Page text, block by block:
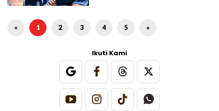
« 1 2 3 4 5 »
Ikuti Kami